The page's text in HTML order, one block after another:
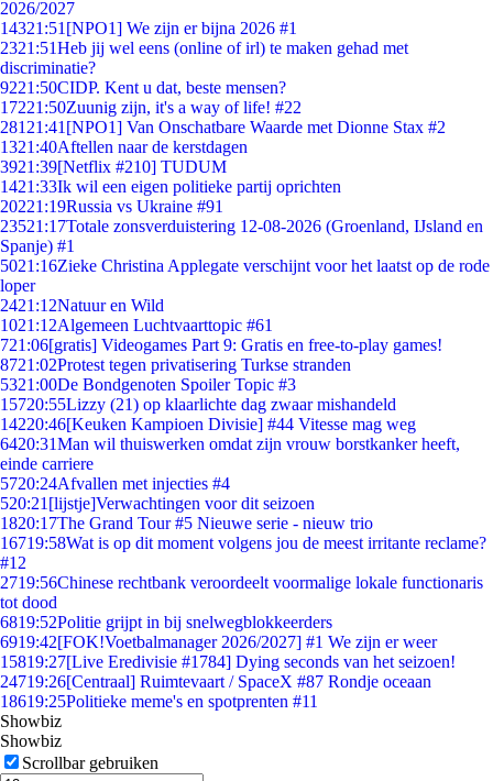
2026/2027
14321:51 [NPO1] We zijn er bijna 2026 #1
2321:51Heb jij wel eens (online of irl) te maken gehad met
discriminatie?
9221:50CIDP. Kent u dat, beste mensen?
17221:50Zuunig zijn, it's a way of life! #22
281 21:41 [NPO1] Van Onschatbare Waarde met Dionne Stax #2
1321:40Aftellen naar de kerstdagen
3921:39[Netflix #210] TUDUM
1421:33Ik wil een eigen politieke partij oprichten
20221:19Russia vs Ukraine #91
23521:17Totale zonsverduistering 12-08-2026 (Groenland, IJsland en
Spanje) #1
5021:16Zieke Christina Applegate verschijnt voor het laatst op de rode
loper
2421:12Natuur en Wild
1021:12Algemeen Luchtvaarttopic #61
721:06[gratis] Videogames Part 9: Gratis en free-to-play games!
8721:02Protest tegen privatisering Turkse stranden
5321:00De Bondgenoten Spoiler Topic #3
15720:55Lizzy (21) op klaarlichte dag zwaar mishandeld
14220:46[Keuken Kampioen Divisie] #44 Vitesse mag weg
6420:31Man wil thuiswerken omdat zijn vrouw borstkanker heeft,
einde carriere
5720:24Afvallen met injecties #4
520:21 [lijstje]Verwachtingen voor dit seizoen
1820:17The Grand Tour #5 Nieuwe serie - nieuw trio
16719:58Wat is op dit moment volgens jou de meest irritante reclame?
#12
2719:56Chinese rechtbank veroordeelt voormalige lokale functionaris
tot dood
6819:52Politie grijpt in bij snelwegblokkeerders
6919:42[FOK!Voetbalmanager 2026/2027] #1 We zijn er weer
15819:27[Live Eredivisie #1784] Dying seconds van het seizoen!
24719:26[Centraal] Ruimtevaart / SpaceX #87 Rondje oceaan
18619:25Politieke meme's en spotprenten #11
Showbiz
Showbiz
Scrollbar gebruiken